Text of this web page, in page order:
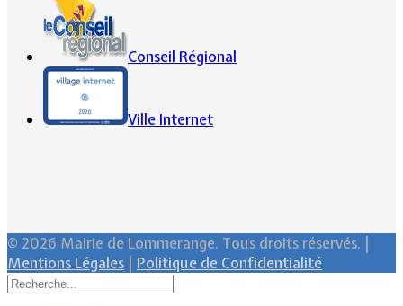
Conseil Régional
Ville Internet
© 2026 Mairie de Lommerange. Tous droits réservés. |
Mentions Légales
Politique de Confidentialité